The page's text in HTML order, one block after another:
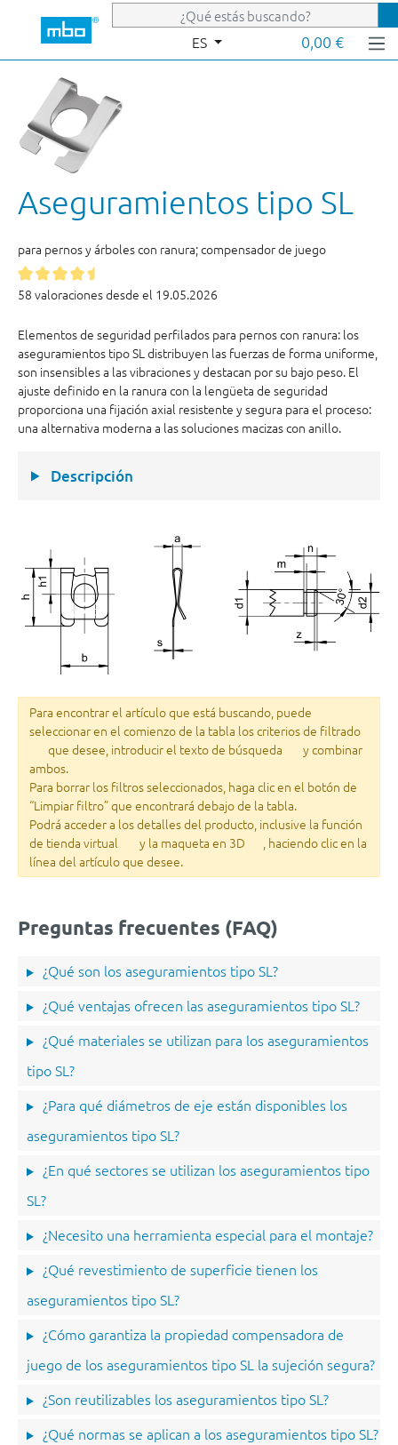
Saltar al contenido principal
ES 0,00 €
Aseguramientos tipo SL
para pernos y árboles con ranura; compensador de juego
58 valoraciones desde el 19.05.2026
Elementos de seguridad perfilados para pernos con ranura: los
aseguramientos tipo SL distribuyen las fuerzas de forma uniforme,
son insensibles a las vibraciones y destacan por su bajo peso. El
ajuste definido en la ranura con la lengüeta de seguridad
proporciona una fijación axial resistente y segura para el proceso:
una alternativa moderna a las soluciones macizas con anillo.
Descripción
Para encontrar el artículo que está buscando, puede
seleccionar en el comienzo de la tabla los criterios de filtrado
que desee, introducir el texto de búsqueda
y combinar
ambos.
Para borrar los filtros seleccionados, haga clic en el botón de
“Limpiar filtro” que encontrará debajo de la tabla.
Podrá acceder a los detalles del producto, inclusive la función
de tienda virtual
y la maqueta en 3D
, haciendo clic en la
línea del artículo que desee.
Preguntas frecuentes (FAQ)
¿Qué son los aseguramientos tipo SL?
¿Qué ventajas ofrecen las aseguramientos tipo SL?
¿Qué materiales se utilizan para los aseguramientos
tipo SL?
¿Para qué diámetros de eje están disponibles los
aseguramientos tipo SL?
¿En qué sectores se utilizan los aseguramientos tipo
SL?
¿Necesito una herramienta especial para el montaje?
¿Qué revestimiento de superficie tienen los
aseguramientos tipo SL?
¿Cómo garantiza la propiedad compensadora de
juego de los aseguramientos tipo SL la sujeción segura?
¿Son reutilizables los aseguramientos tipo SL?
¿Qué normas se aplican a los aseguramientos tipo SL?